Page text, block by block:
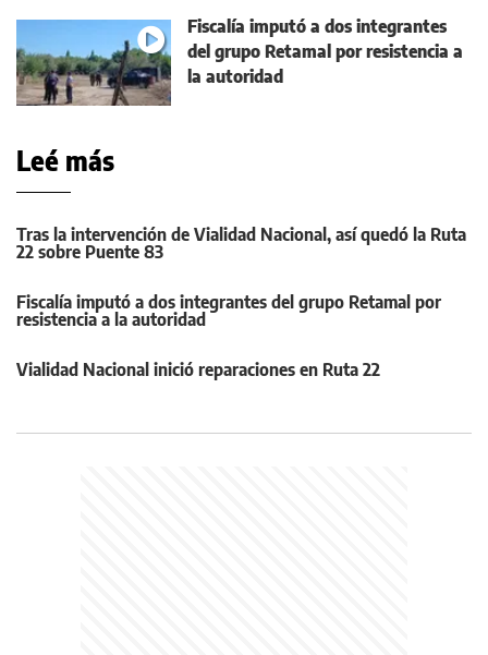
Fiscalía imputó a dos integrantes
del grupo Retamal por resistencia a
la autoridad
Leé más
Tras la intervención de Vialidad Nacional, así quedó la Ruta
22 sobre Puente 83
Fiscalía imputó a dos integrantes del grupo Retamal por
resistencia a la autoridad
Vialidad Nacional inició reparaciones en Ruta 22